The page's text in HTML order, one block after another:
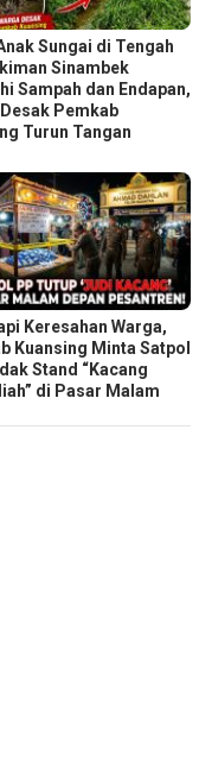
Sungai di Tengah
Sinambek
Sampah dan Endapan,
Pemkab
Turun Tangan
Keresahan Warga,
Kuansing Minta Satpol
Stand “Kacang
di Pasar Malam